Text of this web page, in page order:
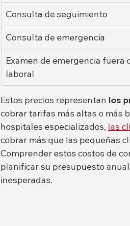
Consulta de seguimiento
Consulta de emergencia
Examen de emergencia fuera
laboral
Estos precios representan los
cobrar tarifas más altas o más
hospitales especializados, las
cobrar más que las pequeñas
Comprender estos costos de
planificar su presupuesto
inesperadas.